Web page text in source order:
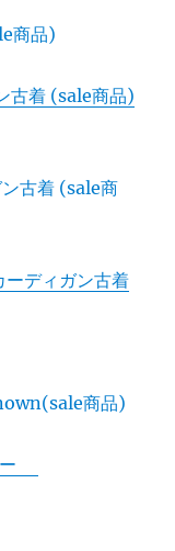
古着 (sale商品)
ディガン古着
ー